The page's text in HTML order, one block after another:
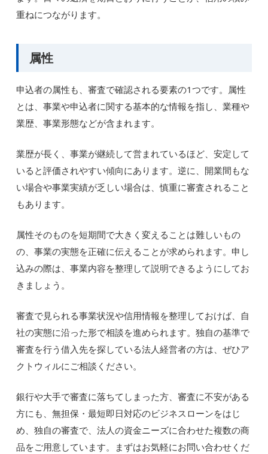
重ねにつながります。
属性
申込者の属性も、審査で確認される要素の1つです。属性
とは、事業や申込者に関する基本的な情報を指し、業種や
業歴、事業形態などが含まれます。
業歴が長く、事業が継続して営まれているほど、安定して
いると評価されやすい傾向にあります。逆に、開業間もな
い場合や事業実績が乏しい場合は、慎重に審査されること
もあります。
属性そのものを短期間で大きく変えることは難しいもの
の、事業の実態を正確に伝えることが求められます。申し
込みの際は、事業内容を整理して説明できるようにしてお
きましょう。
審査で見られる事業状況や信用情報を整理しておけば、自
社の実態に沿った形で相談を進められます。独自の基準で
審査を行う借入先を探している法人経営者の方は、ぜひア
クトウィルにご相談ください。
銀行や大手で審査に落ちてしまった方、審査に不安がある
方にも、無担保・最短即日対応のビジネスローンをはじ
め、独自の審査で、法人の資金ニーズに合わせた複数の商
品をご用意しています。まずはお気軽にお問い合わせくだ